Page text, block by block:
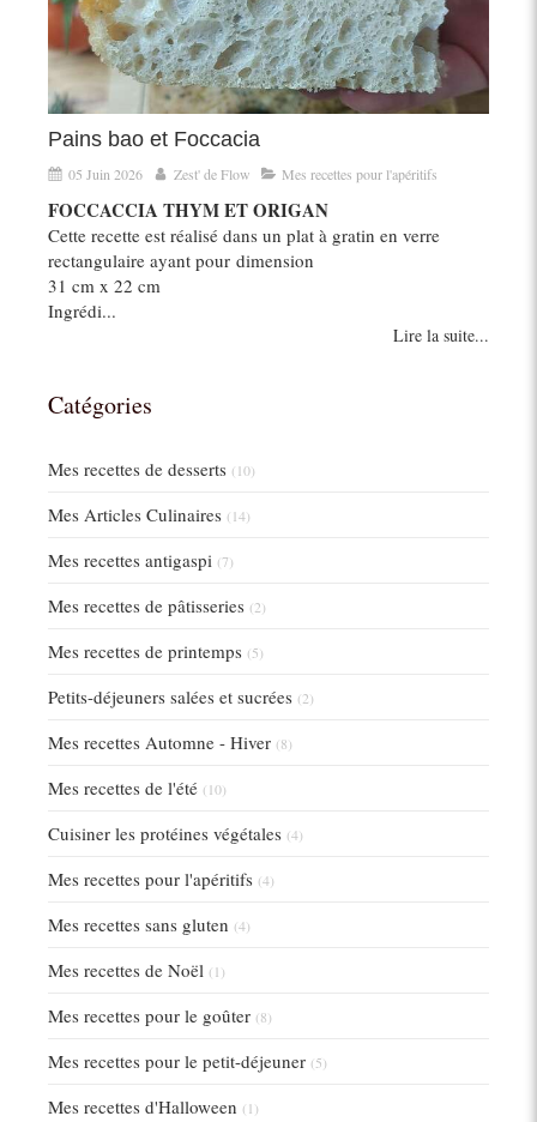
Pains bao et Foccacia
05 Juin 2026 Zest' de Flow Mes recettes pour l'apéritifs
FOCCACCIA THYM ET ORIGAN
Cette recette est réalisé dans un plat à gratin en verre
rectangulaire ayant pour dimension
31 cm x 22 cm
Ingrédi...
Lire la suite...
Catégories
Mes recettes de desserts (10)
Mes Articles Culinaires (14)
Mes recettes antigaspi (7)
Mes recettes de pâtisseries (2)
Mes recettes de printemps (5)
Petits-déjeuners salées et sucrées (2)
Mes recettes Automne - Hiver (8)
Mes recettes de l'été (10)
Cuisiner les protéines végétales (4)
Mes recettes pour l'apéritifs (4)
Mes recettes sans gluten (4)
Mes recettes de Noël (1)
Mes recettes pour le goûter (8)
Mes recettes pour le petit-déjeuner (5)
Mes recettes d'Halloween (1)